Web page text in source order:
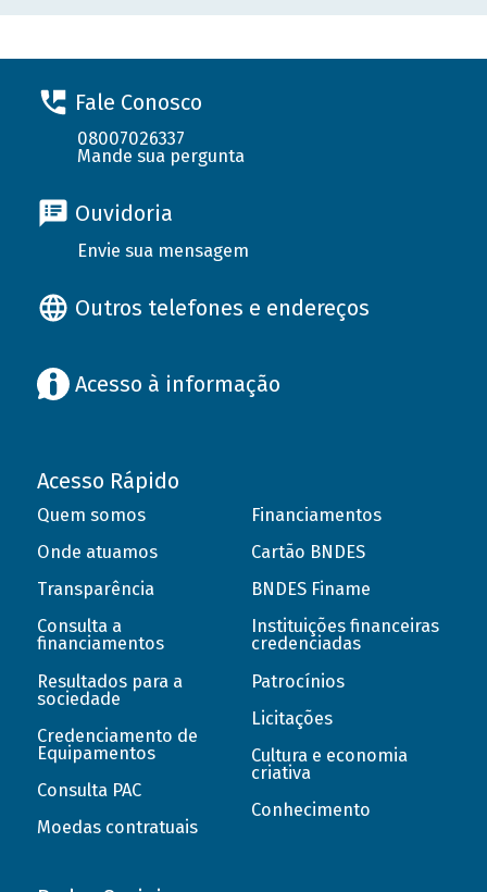
Fale Conosco
08007026337
Mande sua pergunta
Ouvidoria
Envie sua mensagem
Outros telefones e endereços
Acesso à informação
Acesso Rápido
Quem somos
Onde atuamos
Transparência
Consulta a
financiamentos
Resultados para a
sociedade
Credenciamento de
Equipamentos
Consulta PAC
Moedas contratuais
Financiamentos
Cartão BNDES
BNDES Finame
Instituições financeiras
credenciadas
Patrocínios
Licitações
Cultura e economia
criativa
Conhecimento